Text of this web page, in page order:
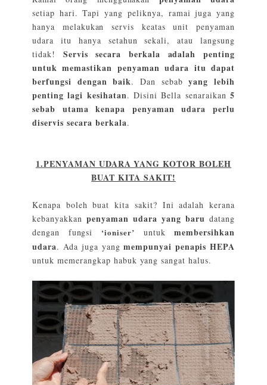
setiap hari. Tapi yang peliknya, ramai juga yang
hanya melakukan servis keatas unit penyaman
udara itu hanya setahun sekali, atau langsung
tidak! Servis secara berkala adalah penting
untuk memastikan penyaman udara itu dapat
berfungsi dengan baik. Dan sebab yang lebih
penting lagi kesihatan. Disini Bella senaraikan 5
sebab utama kenapa penyaman udara perlu
diservis secara berkala.
1.PENYAMAN UDARA YANG KOTOR BOLEH
BUAT KITA SAKIT!
Kenapa boleh buat kita sakit? Ini adalah kerana
kebanyakkan penyaman udara yang baru datang
dengan fungsi ‘ioniser’ untukmembersihkan
udara. Ada juga yangmempunyai penapis HEPA
untuk memerangkap habuk yang sangat halus.